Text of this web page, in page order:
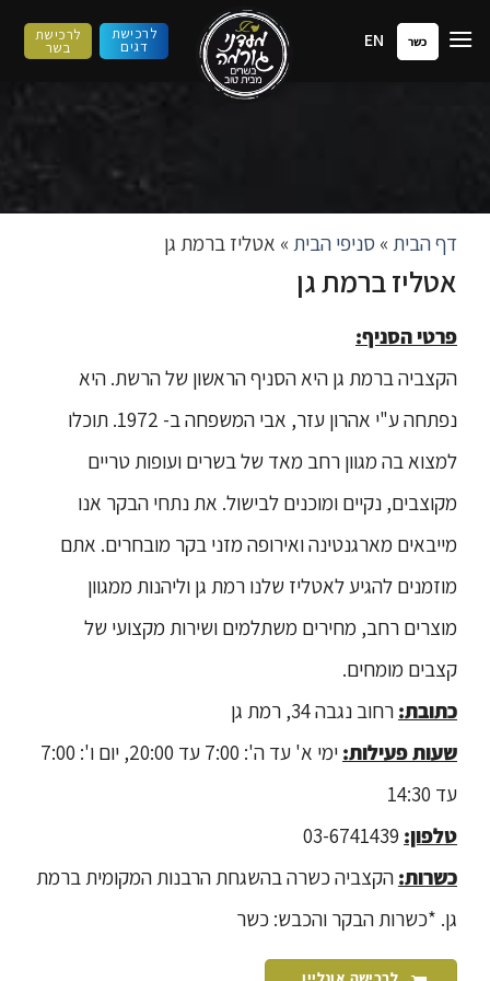
לתוכן
כשר EN לרכישת
דגים
לרכישת
בשר
דף הבית » סניפי הבית » אטליז ברמת גן
אטליז ברמת גן
פרטי הסניף:
הקצביה ברמת גן היא הסניף הראשון של הרשת. היא
נפתחה ע"י אהרון עזר, אבי המשפחה ב- 1972. תוכלו
למצוא בה מגוון רחב מאד של בשרים ועופות טריים
מקוצבים, נקיים ומוכנים לבישול. את נתחי הבקר אנו
מייבאים מארגנטינה ואירופה מזני בקר מובחרים. אתם
מוזמנים להגיע לאטליז שלנו רמת גן וליהנות ממגוון
מוצרים רחב, מחירים משתלמים ושירות מקצועי של
קצבים מומחים.
כתובת: רחוב נגבה 34, רמת גן
שעות פעילות:
ימי א' עד ה': 7:00 עד 20:00, יום ו': 7:00
עד 14:30
טלפון:
כשרות: הקצביה כשרה בהשגחת הרבנות המקומית ברמת
גן. *כשרות הבקר והכבש: כשר